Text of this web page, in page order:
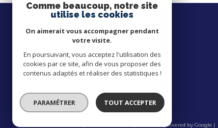
LA NOUVELLE AGENCE
02 62 23 09 92
contact@lna.re
97400
Saint-Denis
© 2026 | Tous droits réservés | Traduction powered by Google |
Comme beaucoup, notre site
utilise les cookies
On aimerait vous accompagner pendant
votre visite.
En poursuivant, vous acceptez l'utilisation des
cookies par ce site, afin de vous proposer des
contenus adaptés et réaliser des statistiques !
PARAMÉTRER TOUT ACCEPTER